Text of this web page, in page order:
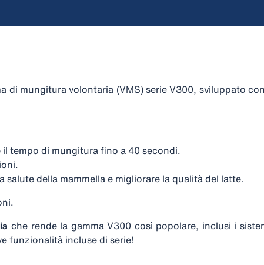
di mungitura volontaria (VMS) serie V300, sviluppato
tempo di mungitura fino a 40 secondi.
della mammella e migliorare la qualità del latte.
che rende la gamma V300 così popolare, inclusi i
funzionalità incluse di serie!